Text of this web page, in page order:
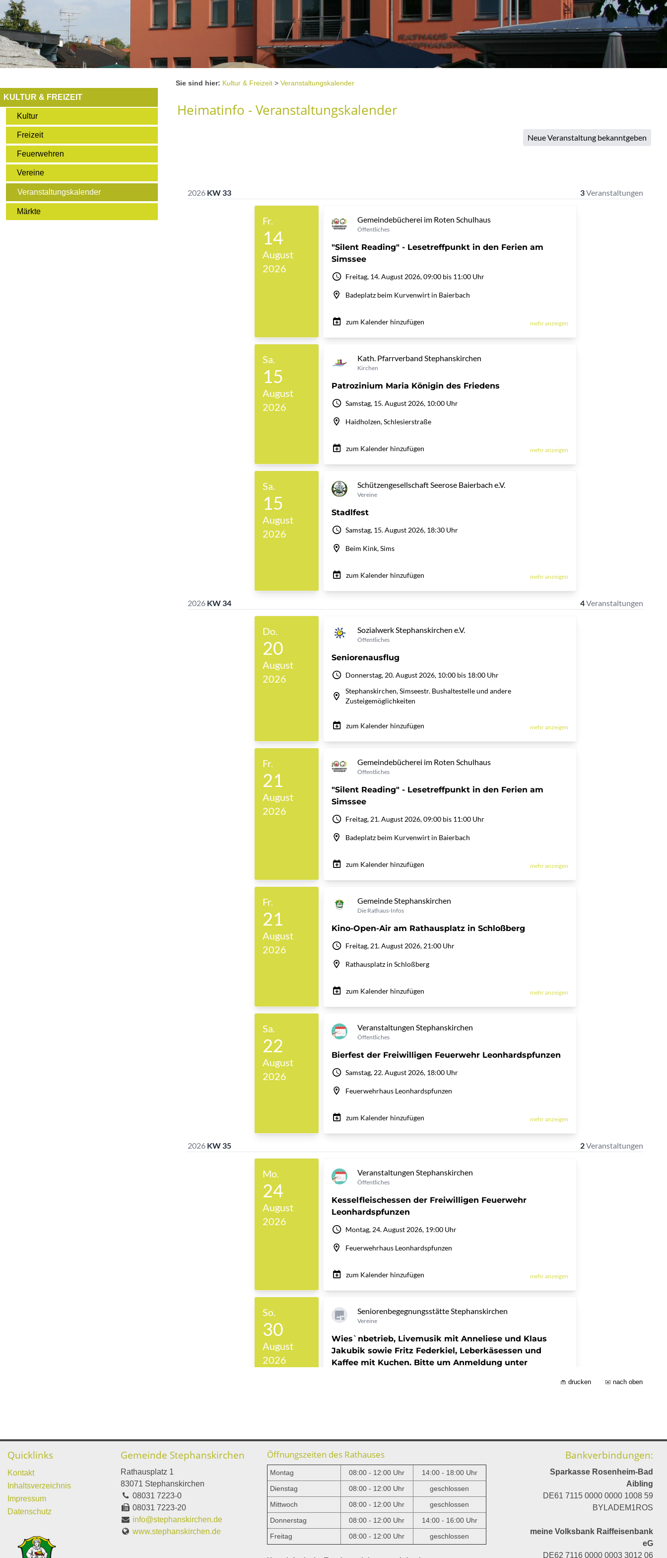
KULTUR & FREIZEIT
Kultur
Freizeit
Feuerwehren
Vereine
Veranstaltungskalender
Märkte
Sie sind hier: Kultur & Freizeit > Veranstaltungskalender
Heimatinfo - Veranstaltungskalender
drucken nach oben
Quicklinks
Kontakt
Inhaltsverzeichnis
Impressum
Datenschutz
Gemeinde Stephanskirchen
Rathausplatz 1
83071 Stephanskirchen
08031 7223-0
08031 7223-20
info@stephanskirchen.de
www.stephanskirchen.de
Öffnungszeiten des Rathauses
Montag 08:00 - 12:00 Uhr
14:00 - 18:00 Uhr
Dienstag
08:00 - 12:00 Uhr
geschlossen
Mittwoch
08:00 - 12:00 Uhr
geschlossen
Donnerstag
08:00 - 12:00 Uhr
14:00 - 16:00 Uhr
Freitag
08:00 - 12:00 Uhr geschlossen
Bankverbindungen:
Sparkasse Rosenheim-Bad
Aibling
DE61 7115 0000 0000 1008 59
BYLADEM1ROS
meine Volksbank Raiffeisenbank
eG
DE62 7116 0000 0003 3012 06